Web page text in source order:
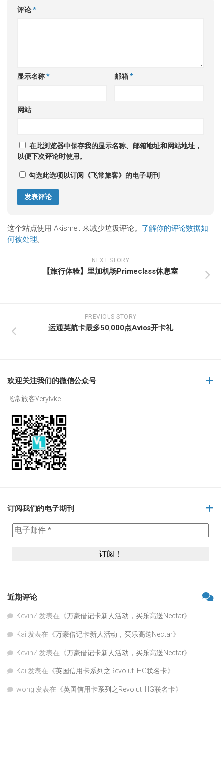
评论*
显示名称* 邮箱*
网站
在此浏览器中保存我的显示名称、邮箱地址和网站地址，
以便下次评论时使用。
勾选此选项以订阅《飞常旅客》的电子期刊
这个站点使用 Akismet 来减少垃圾评论。 了解你的评论数据如
何被处理。
NEXT STORY
【旅行体验】里加机场Primeclass休息室
PREVIOUS STORY
运通英航卡最多50,000点Avios开卡礼
欢迎关注我们的微信公众号
飞常旅客Verylvke
订阅我们的电子期刊
近期评论
KevinZ 发表在《万豪借记卡新人活动，买乐高送Nectar》
Kai 发表在《万豪借记卡新人活动，买乐高送Nectar》
KevinZ 发表在《万豪借记卡新人活动，买乐高送Nectar》
Kai 发表在《英国信用卡系列之Revolut IHG联名卡》
wong 发表在《英国信用卡系列之Revolut IHG联名卡》